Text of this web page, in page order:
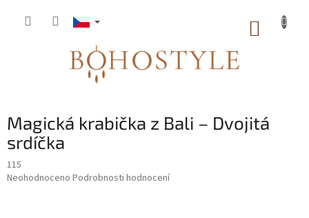
Magická krabička z Bali – Dvojitá
srdíčka
115
Průměrné
Neohodnoceno Podrobnosti hodnocení